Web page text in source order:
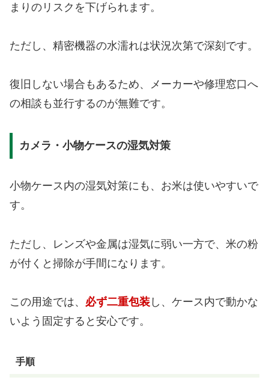
まりのリスクを下げられます。
ただし、精密機器の水濡れは状況次第で深刻です。
復旧しない場合もあるため、メーカーや修理窓口へ
の相談も並行するのが無難です。
カメラ・小物ケースの湿気対策
小物ケース内の湿気対策にも、お米は使いやすいで
す。
ただし、レンズや金属は湿気に弱い一方で、米の粉
が付くと掃除が手間になります。
この用途では、 必ず二重包装 し、ケース内で動かな
いよう固定すると安心です。
手順